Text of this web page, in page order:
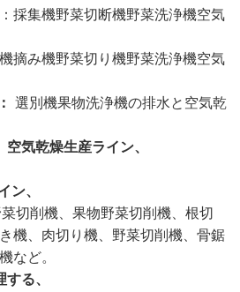
採集機野菜切断機野菜洗浄機空気
摘み機野菜切り機野菜洗浄機空気
選別機果物洗浄機の排水と空気乾
気乾燥生産ライン、
、
切削機、果物野菜切削機、根切
機、肉切り機、野菜切削機、骨鋸
など。
る、